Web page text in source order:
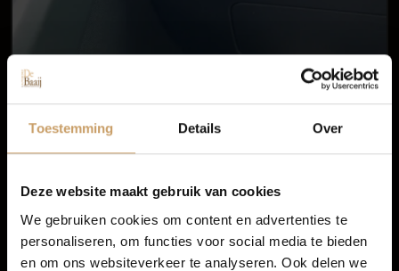
Toestemming Details Over
Deze website maakt gebruik van cookies
We gebruiken cookies om content en advertenties te
personaliseren, om functies voor social media te bieden
en om ons websiteverkeer te analyseren. Ook delen we
Infotainment
Multimedia-voorbereiding
Occasions
Autolease
Financiering
Autoverzekeringen